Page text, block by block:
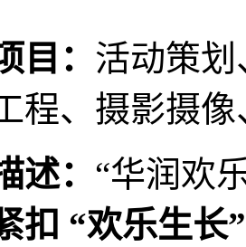
目： 活动策
程、摄影摄
述： “华润欢
扣 “欢乐生长